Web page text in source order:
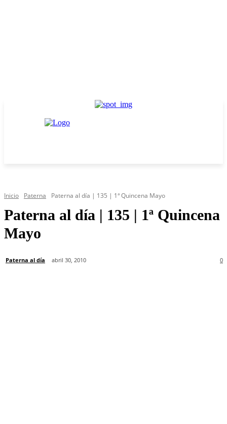
Inicio Paterna Paterna al día | 135 | 1ª Quincena Mayo
Paterna al día | 135 | 1ª Quincena
Mayo
Paterna al día abril 30, 2010 0